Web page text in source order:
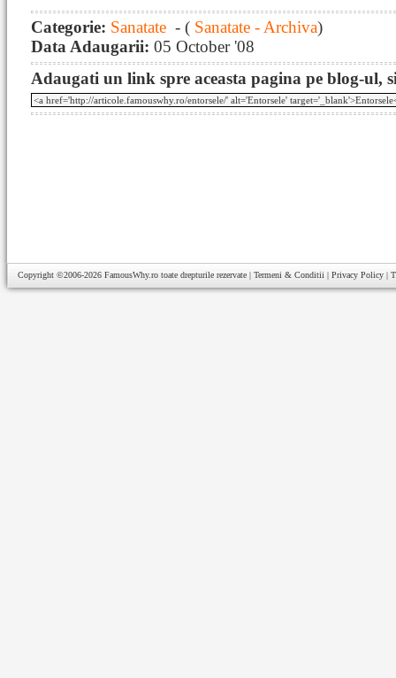
Categorie: Sanatate - ( Sanatate - Archiva)
Data Adaugarii: 05 October '08
Adaugati un link spre aceasta pagina pe blog-ul,
Copyright ©2006-2026 FamousWhy.ro toate drepturile rezervate | Termeni & Conditii | Privacy Policy |